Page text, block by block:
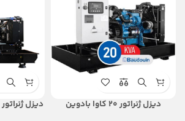
دیزل ژنراتور ۲۰ کاوا بادوین
دیزل ژنراتور